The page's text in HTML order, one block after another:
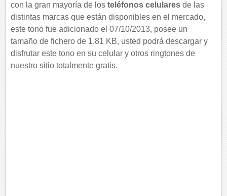
con la gran mayoría de losteléfonos celulares de las
distintas marcas que están disponibles en el mercado,
este tono fue adicionado el 07/10/2013, posee un
tamaño de fichero de 1.81 KB, usted podrá descargar y
disfrutar este tono en su celular y otros ringtones de
nuestro sitio totalmente gratis.